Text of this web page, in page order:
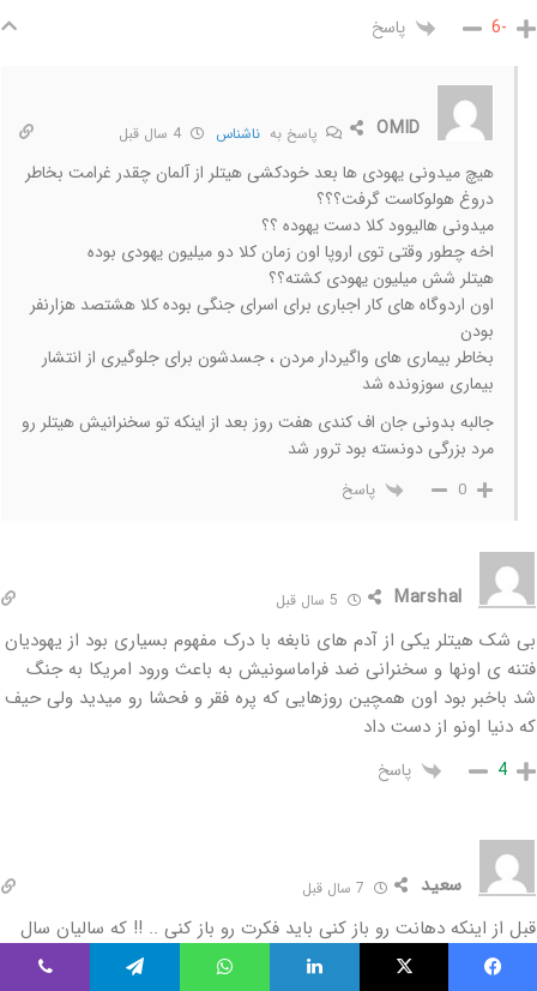
-6 پاسخ
OMID پاسخ به ناشناس
هیچ میدونی یهودی ها بعد خودکشی هیتلر از آلمان چقدر غرامت بخاطر
دروغ هولوکاست گرفت؟؟؟
میدونی هالیوود کلا دست یهوده ؟؟
اخه چطور وقتی توی اروپا اون زمان کلا دو میلیون یهودی بوده
هیتلر شش میلیون یهودی کشته؟؟
اون اردوگاه های کار اجباری برای اسرای جنگی بوده کلا هشتصد هزارنفر
بودن
بخاطر بیماری های واگیردار مردن ، جسدشون برای جلوگیری از انتشار
بیماری سوزونده شد
جالبه بدونی جان اف کندی هفت روز بعد از اینکه تو سخنرانیش هیتلر رو
مرد بزرگی دونسته بود ترور شد
0 پاسخ
Marshal
بی شک هیتلر یکی از آدم های نابغه با درک مفهوم بسیاری بود از یهودیان
فتنه ی اونها و سخنرانی ضد فراماسونیش به باعث ورود امریکا به جنگ
شد باخبر بود اون همچین روزهایی که پره فقر و فحشا رو میدید ولی حیف
که دنیا اونو از دست داد
4 پاسخ
سعید
قبل از اینکه دهانت رو باز کنی باید فکرت رو باز کنی .. !! که سالیان سال
مثل طوطی و میمون زندگی میکنی .. تقلید تقلید تقلید از افکار و باور های